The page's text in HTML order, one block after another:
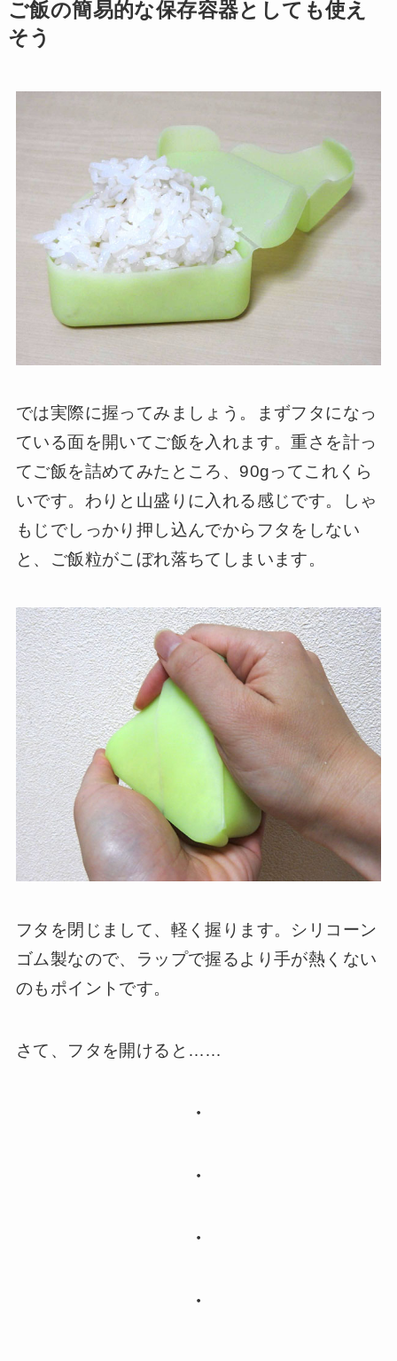
ご飯の簡易的な保存容器としても使え
そう
では実際に握ってみましょう。まずフタになっ
ている面を開いてご飯を入れます。重さを計っ
てご飯を詰めてみたところ、90gってこれくら
いです。わりと山盛りに入れる感じです。しゃ
もじでしっかり押し込んでからフタをしない
と、ご飯粒がこぼれ落ちてしまいます。
フタを閉じまして、軽く握ります。シリコーン
ゴム製なので、ラップで握るより手が熱くない
のもポイントです。
さて、フタを開けると……
・
・
・
・